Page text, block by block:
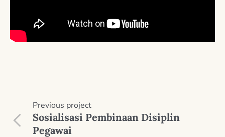
Previous project
Sosialisasi Pembinaan Disiplin
Pegawai